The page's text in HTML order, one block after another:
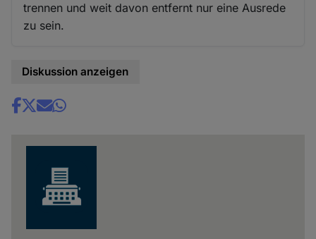
trennen und weit davon entfernt nur eine Ausrede
zu sein.
Diskussion anzeigen
Share